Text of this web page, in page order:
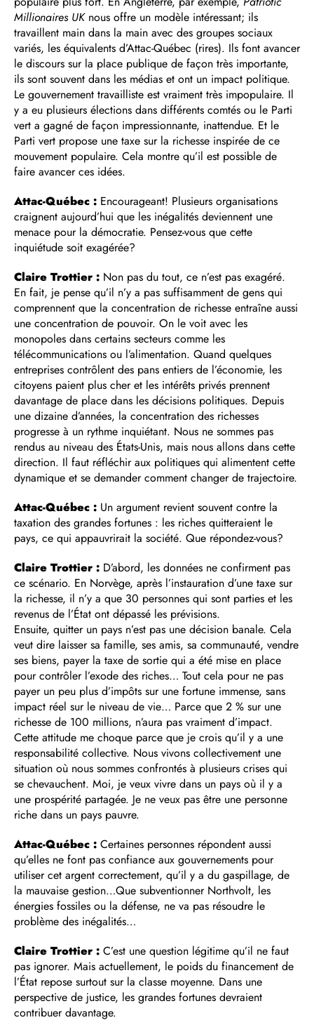
Millionaires UKnous offre un modèle intéressant; ils
travaillent main dans la main avec des groupes sociaux
variés, les équivalents d’Attac-Québec (rires). Ils font avancer
le discours sur la place publique de façon très importante,
ils sont souvent dans les médias et ont un impact politique.
Le gouvernement travailliste est vraiment très impopulaire. Il
y a eu plusieurs élections dans différents comtés ou le Parti
vert a gagné de façon impressionnante, inattendue. Et le
Parti vert propose une taxe sur la richesse inspirée de ce
mouvement populaire. Cela montre qu’il est possible de
faire avancer ces idées.
Attac-Québec : Encourageant! Plusieurs organisations
craignent aujourd’hui que les inégalités deviennent une
menace pour la démocratie. Pensez-vous que cette
inquiétude soit exagérée?
Claire Trottier : Non pas du tout, ce n’est pas exagéré.
En fait, je pense qu’il n’y a pas suffisamment de gens qui
comprennent que la concentration de richesse entraîne aussi
une concentration de pouvoir. On le voit avec les
monopoles dans certains secteurs comme les
télécommunications ou l’alimentation. Quand quelques
entreprises contrôlent des pans entiers de l’économie, les
citoyens paient plus cher et les intérêts privés prennent
davantage de place dans les décisions politiques. Depuis
une dizaine d’années, la concentration des richesses
progresse à un rythme inquiétant. Nous ne sommes pas
rendus au niveau des États-Unis, mais nous allons dans cette
direction. Il faut réfléchir aux politiques qui alimentent cette
dynamique et se demander comment changer de trajectoire.
Attac-Québec : Un argument revient souvent contre la
taxation des grandes fortunes : les riches quitteraient le
pays, ce qui appauvrirait la société. Que répondez-vous?
Claire Trottier : D’abord, les données ne confirment pas
ce scénario. En Norvège, après l’instauration d’une taxe sur
la richesse, il n’y a que 30 personnes qui sont parties et les
revenus de l’État ont dépassé les prévisions.
Ensuite, quitter un pays n’est pas une décision banale. Cela
veut dire laisser sa famille, ses amis, sa communauté, vendre
ses biens, payer la taxe de sortie qui a été mise en place
pour contrôler l’exode des riches… Tout cela pour ne pas
payer un peu plus d’impôts sur une fortune immense, sans
impact réel sur le niveau de vie… Parce que 2 % sur une
richesse de 100 millions, n’aura pas vraiment d’impact.
Cette attitude me choque parce que je crois qu’il y a une
responsabilité collective. Nous vivons collectivement une
situation où nous sommes confrontés à plusieurs crises qui
se chevauchent. Moi, je veux vivre dans un pays où il y a
une prospérité partagée. Je ne veux pas être une personne
riche dans un pays pauvre.
Attac-Québec : Certaines personnes répondent aussi
qu’elles ne font pas confiance aux gouvernements pour
utiliser cet argent correctement, qu’il y a du gaspillage, de
la mauvaise gestion…Que subventionner Northvolt, les
énergies fossiles ou la défense, ne va pas résoudre le
problème des inégalités…
Claire Trottier : C’est une question légitime qu’il ne faut
pas ignorer. Mais actuellement, le poids du financement de
l’État repose surtout sur la classe moyenne. Dans une
perspective de justice, les grandes fortunes devraient
contribuer davantage.